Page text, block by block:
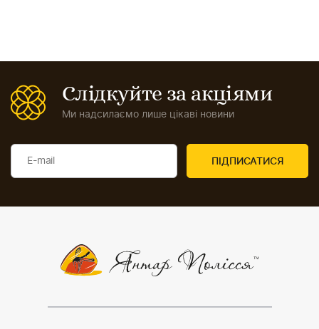
Слідкуйте за акціями
Ми надсилаємо лише цікаві новини